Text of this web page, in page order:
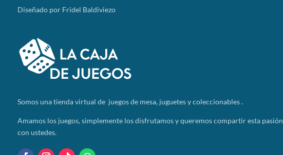
Diseñado por Fridel Baldiviezo
Somosuna tienda virtual de juegos de mesa, juguetes y coleccionables .
Amamos los juegos, simplemente los disfrutamos y queremos compartir esta pasión
con ustedes.